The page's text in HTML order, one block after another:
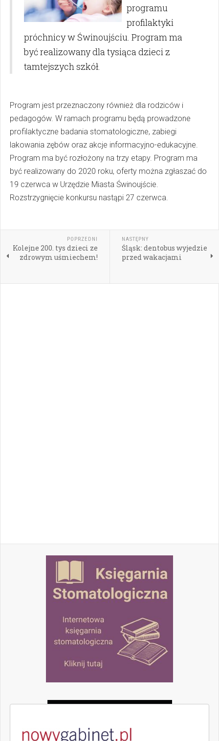
programu
profilaktyki
próchnicy w Świnoujściu. Program ma
być realizowany dla tysiąca dzieci z
tamtejszych szkół.
Program jest przeznaczony również dla rodziców i
pedagogów. W ramach programu będą prowadzone
profilaktyczne badania stomatologiczne, zabiegi
lakowania zębów oraz akcje informacyjno-edukacyjne.
Program ma być rozłożony na trzy etapy. Program ma
być realizowany do 2020 roku, oferty można zgłaszać do
19 czerwca w Urzędzie Miasta Świnoujście.
Rozstrzygnięcie konkursu nastąpi 27 czerwca.
POPRZEDNI
Kolejne 200. tys dzieci ze
zdrowym uśmiechem!
NASTĘPNY
Śląsk: dentobus wyjedzie
przed wakacjami